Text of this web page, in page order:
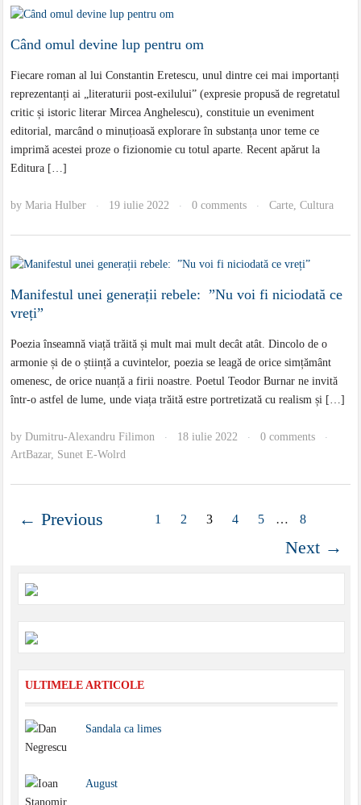
Când omul devine lup pentru om
Fiecare roman al lui Constantin Eretescu, unul dintre cei mai importanți
reprezentanți ai „literaturii post-exilului” (expresie propusă de regretatul
critic și istoric literar Mircea Anghelescu), constituie un eveniment
editorial, marcând o minuțioasă explorare în substanța unor teme ce
imprimă acestei proze o fizionomie cu totul aparte. Recent apărut la
Editura […]
byMaria Hulber · 19 iulie 2022 · 0 comments · Carte ,Cultura
Manifestul unei generații rebele: ”Nu voi fi niciodată ce
vreți”
Poezia înseamnă viață trăită și mult mai mult decât atât. Dincolo de o
armonie și de o știință a cuvintelor, poezia se leagă de orice simțământ
omenesc, de orice nuanță a firii noastre. Poetul Teodor Burnar ne invită
într-o astfel de lume, unde viața trăită estre portretizată cu realism și […]
byDumitru-Alexandru Filimon · 18 iulie 2022 · 0 comments ·
ArtBazar, Sunet E-Wolrd
← Previous 1 2 3 4 5 … 8
Next →
ULTIMELE ARTICOLE
Sandala ca limes
August